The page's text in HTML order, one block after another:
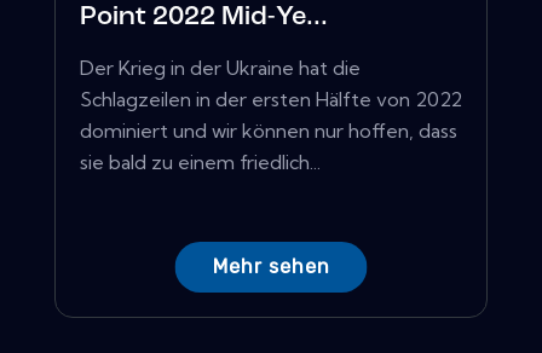
Point 2022 Mid-Ye...
Der Krieg in der Ukraine hat die
Schlagzeilen in der ersten Hälfte von 2022
dominiert und wir können nur hoffen, dass
sie bald zu einem friedlich...
Mehr sehen